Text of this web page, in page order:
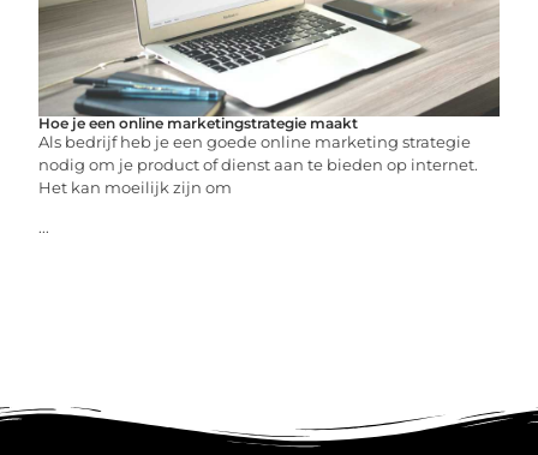
Hoe je een online marketingstrategie maakt
Als bedrijf heb je een goede online marketing strategie
nodig om je product of dienst aan te bieden op internet.
Het kan moeilijk zijn om
...